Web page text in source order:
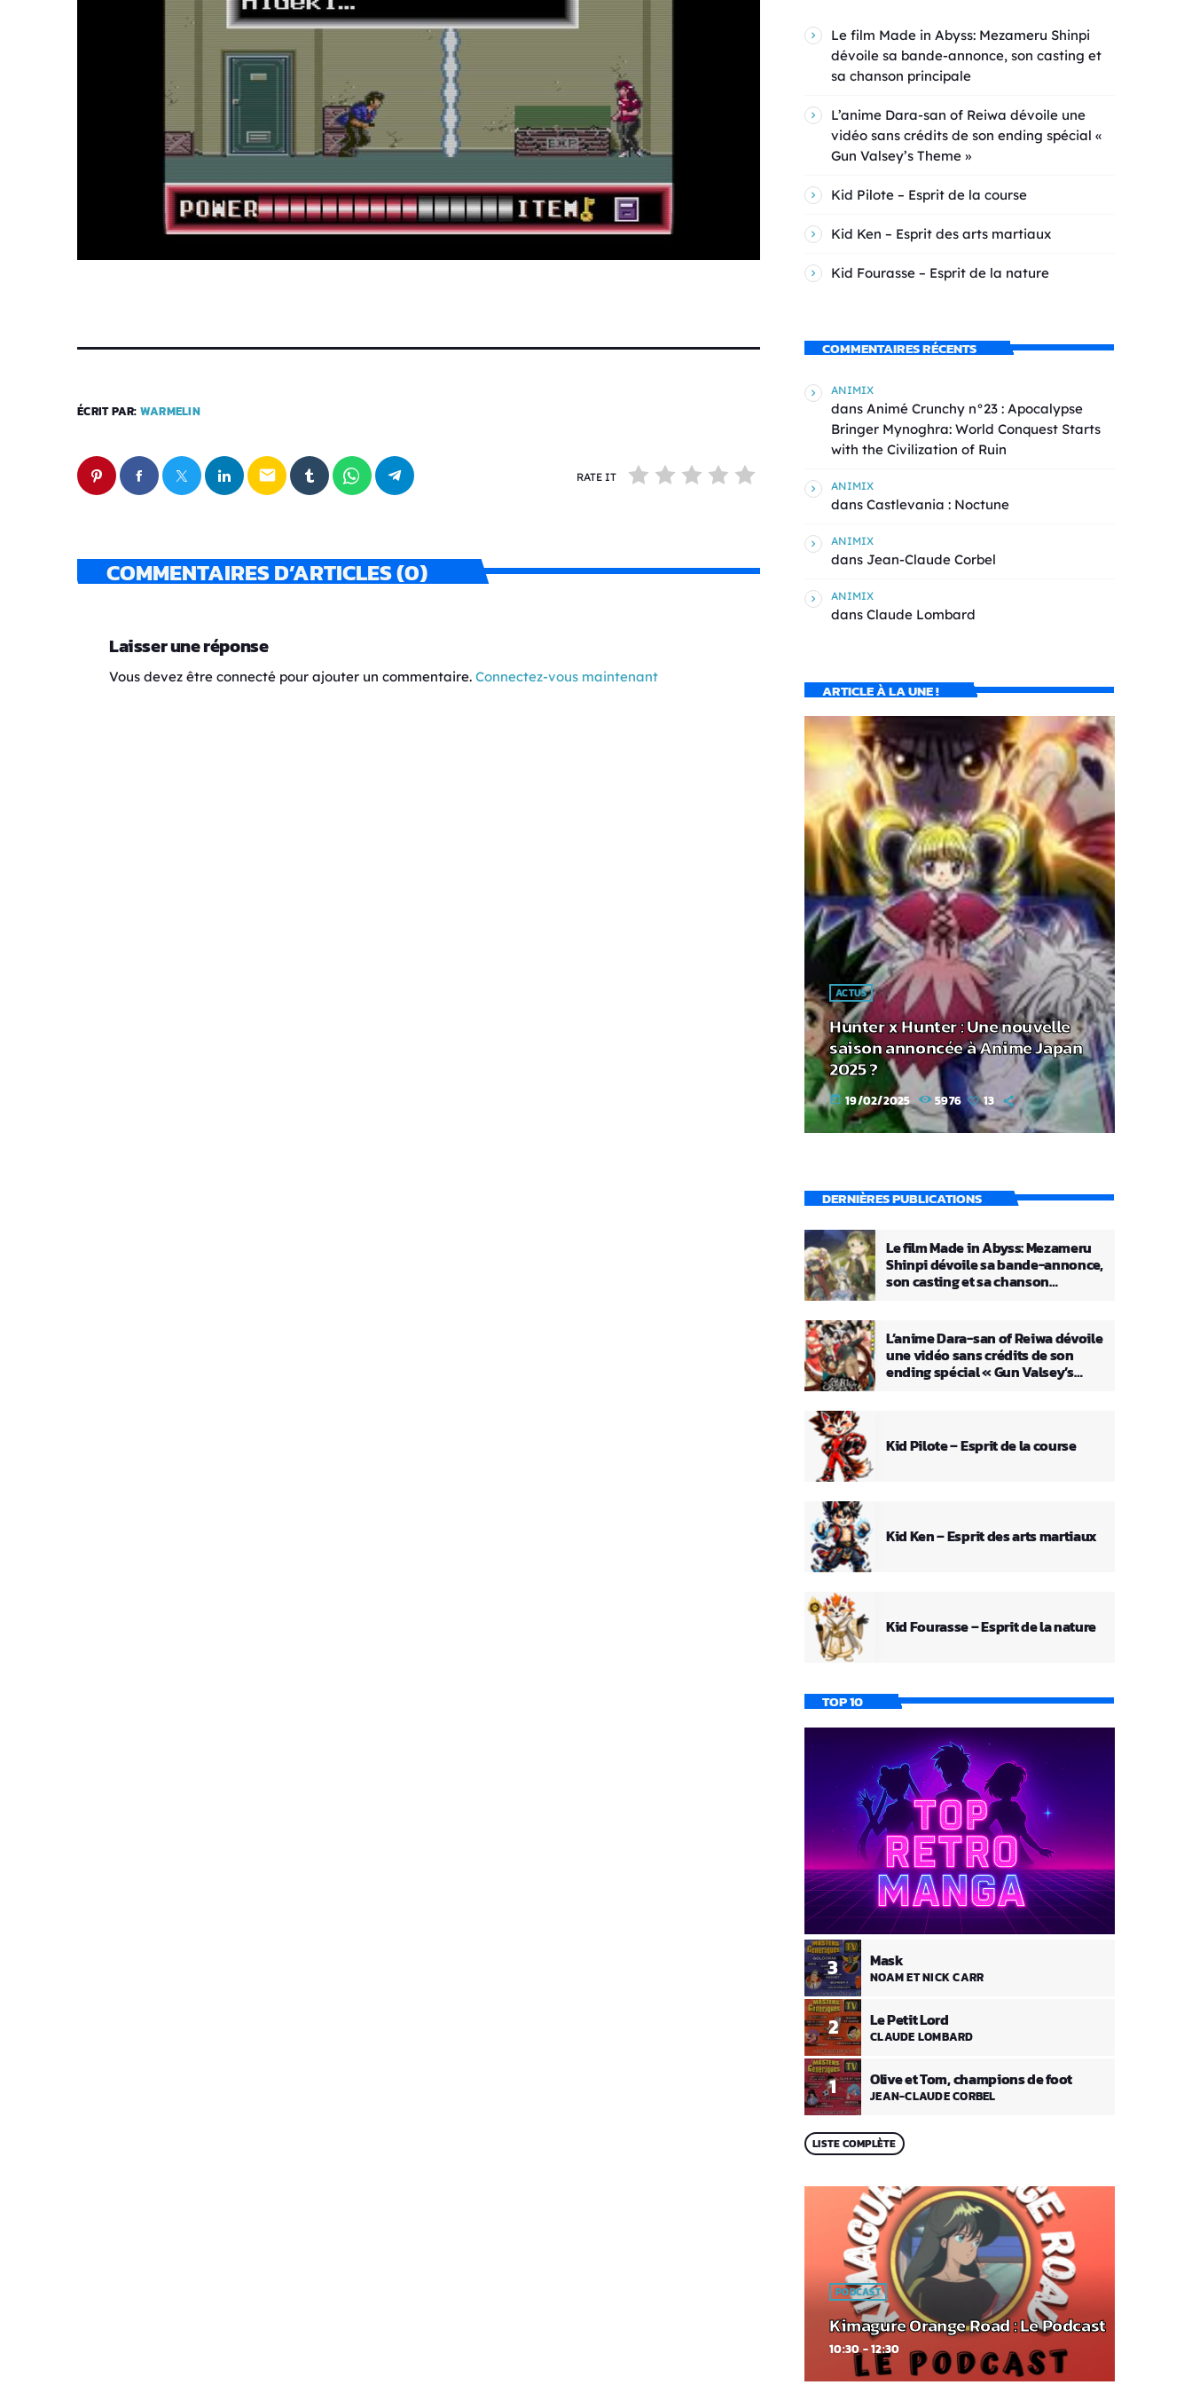
ÉCRIT PAR: WARMELIN
email RATE IT
COMMENTAIRES D’ARTICLES (0)
Laisser une réponse
Vous devez être connecté pour ajouter un commentaire. Connectez-vous maintenant
Le film Made in Abyss: Mezameru Shinpi
dévoile sa bande-annonce, son casting et
sa chanson principale
L’anime Dara-san of Reiwa dévoile une
vidéo sans crédits de son ending spécial «
Gun Valsey’s Theme »
Kid Pilote – Esprit de la course
Kid Ken – Esprit des arts martiaux
Kid Fourasse – Esprit de la nature
COMMENTAIRES RÉCENTS
ANIMIX
dans Animé Crunchy n°23 : Apocalypse
Bringer Mynoghra: World Conquest Starts
with the Civilization of Ruin
ANIMIX
dans Castlevania : Noctune
ANIMIX
dans Jean-Claude Corbel
ANIMIX
dans Claude Lombard
ARTICLE À LA UNE !
ACTUS
Hunter x Hunter : Une nouvelle
saison annoncée à Anime Japan
2025 ?
today 19/02/2025 5976 13
DERNIÈRES PUBLICATIONS
Le film Made in Abyss: Mezameru
Shinpi dévoile sa bande-annonce,
son casting et sa chanson
L’anime Dara-san of Reiwa dévoile
une vidéo sans crédits de son
ending spécial « Gun Valsey’s
Kid Pilote – Esprit de la course
Kid Ken – Esprit des arts martiaux
Kid Fourasse – Esprit de la nature
TOP 10
1 Olive et Tom, champions de foot
JEAN-CLAUDE CORBEL
2 Le Petit Lord
CLAUDE LOMBARD
3 Mask
NOAM ET NICK CARR
LISTE COMPLÈTE
PODCAST
Kimagure Orange Road : Le Podcast
10:30 - 12:30